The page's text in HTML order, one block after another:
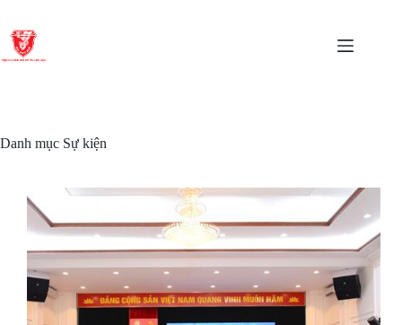
phần
nội
Danh mục Sự kiện